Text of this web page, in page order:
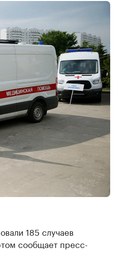
185 случаев
сообщает пресс-